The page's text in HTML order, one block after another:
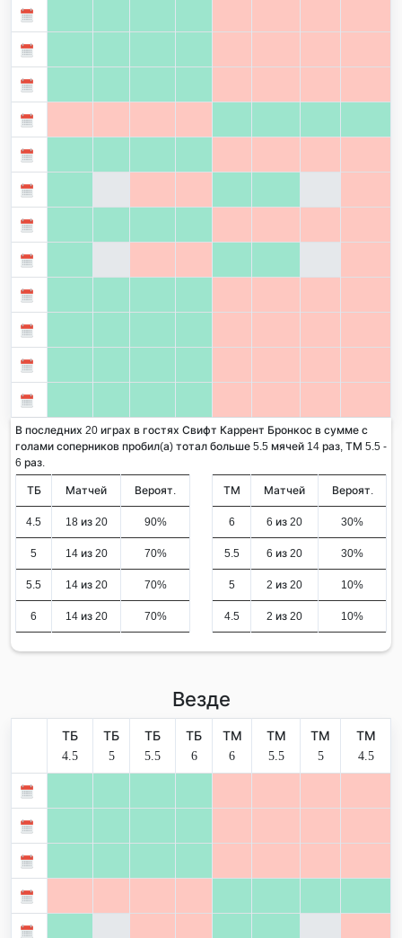
В последних 20 играх в гостях Свифт Каррент Бронкос в сумме с
голами соперников пробил(а) тотал больше 5.5 мячей 14 раз, ТМ 5.5 -
6 раз.
ТБ Матчей Вероят.
4.5 18 из 20 90%
5 14 из 20 70%
5.5 14 из 20 70%
6 14 из 20 70%
ТМ Матчей Вероят.
6 6 из 20 30%
5.5 6 из 20 30%
5 2 из 20 10%
4.5 2 из 20 10%
Везде
ТБ
4.5
ТБ
5
ТБ
5.5
ТБ
6
ТМ
6
ТМ
5.5
ТМ
5
ТМ
4.5